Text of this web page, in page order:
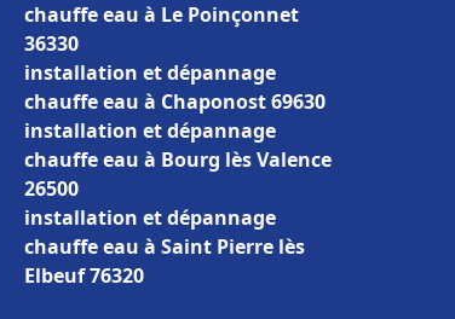
chauffe eau à Le Poinçonnet
36330
installation et dépannage
chauffe eau à Chaponost 69630
installation et dépannage
chauffe eau à Bourg lès Valence
26500
installation et dépannage
chauffe eau à Saint Pierre lès
Elbeuf 76320